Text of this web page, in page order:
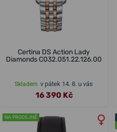
Certina DS Action Lady
Diamonds C032.051.22.126.00
Skladem v pátek 14. 8. u vás
16 390 Kč
NA PRODEJNĚ